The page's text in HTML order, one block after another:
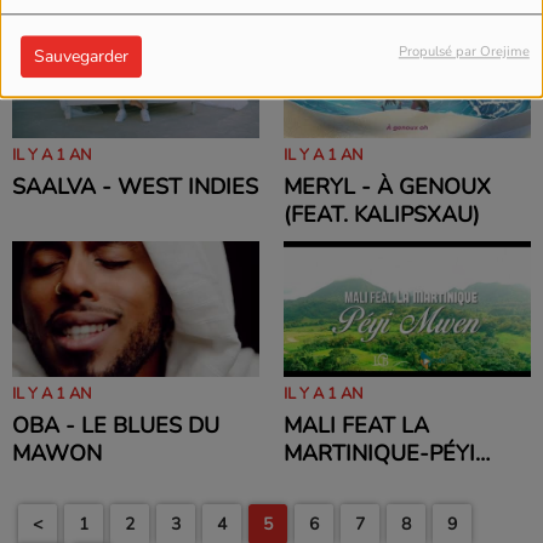
Sauvegarder Propulsé par Orejime
IL Y A 1 AN
SAALVA - WEST INDIES
IL Y A 1 AN
MERYL - À GENOUX
(FEAT. KALIPSXAU)
IL Y A 1 AN
OBA - LE BLUES DU
MAWON
IL Y A 1 AN
MALI FEAT LA
MARTINIQUE-PÉYI
< 1 2 3 4 5 6 7 8 9